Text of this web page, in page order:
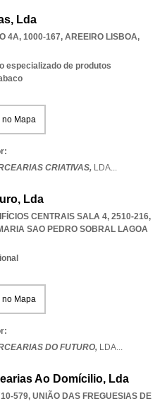
Lda
4A, 1000-167, AREEIRO LISBOA,
especializado de produtos
no Mapa
CRIATIVAS, LDA...
Lda
CENTRAIS SALA 4, 2510-216,
SAO PEDRO SOBRAL LAGOA
no Mapa
DO FUTURO, LDA...
Ao Domícilio, Lda
579, UNIÃO DAS FREGUESIAS DE